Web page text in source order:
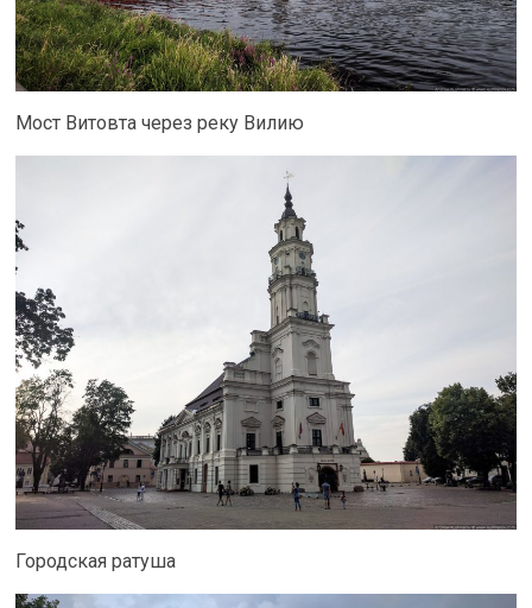
Мост Витовта через реку Вилию
Городская ратуша